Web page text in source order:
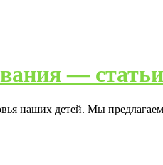
—
наших детей. Мы